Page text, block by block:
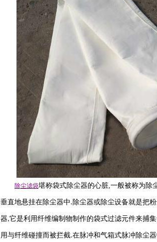
除尘滤袋堪称袋式除尘器的心脏,一般被称为除
垂直地悬挂在除尘器中. 除尘器或除尘设备就是把
器,它是利用纤维编制物制作的袋式过滤元件来捕
用与纤维碰撞而被拦截.在脉冲和气箱式脉冲除尘